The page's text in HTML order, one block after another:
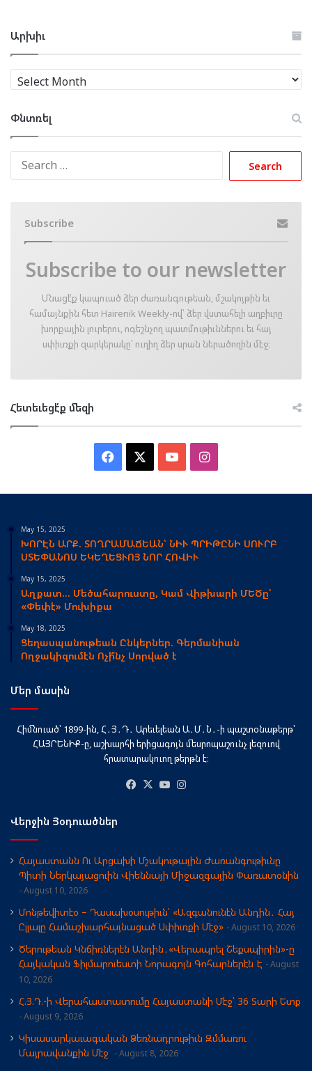
Արխիւ
Արխիւ
Փնտռել
Subscribe
Subscribe to our newsletter
Մնացէ՛ք կապուած ձեր ժառանգութեան, մշակոյթին եւ
համայնքին հետ Hairenik Weekly-ով՝ ձեր վստահելի աղբիւրը
խորքային լուրերու, ոգեշնչող պատմութիւններու եւ հայ
սփիւռքի զարկերակը՝ ուղիղ ձեր սրան ներածողին մէջ։
Հետեւեցէ՛ք մեզի
Facebook YouTubeInstagram
May 15, 2025
ԽՈՐԷՆ ԱՐՔ. ՏՈՂՐԱՄԱՃԵԱՆ՝ ՆԻՒ ՊՐԻԹԸՆԻ ՍՈՒՐԲ
ՍՏԵՓԱՆՈՍ ԵԿԵՂԵՑՒՈՅ ՆՈՐ ՀՈՎԻՒ
May 15, 2025
Աղքատ… Մեծահարուստը, Կամ Վիթխարի ՄԵԾը՝
«Փեփէ» Մուխիքա
May 18, 2025
Ցեղասպանութեան Ընկերներ. Գերմանիան
Ողջակիզումէն Ոչի՞նչ Սորված է
Մեր մասին
Հիմնուած՝ 1899-ին, Հ․Յ․Դ․ Արեւելեան Ա․Մ․Ն․-ի պաշտօնաթերթ՝
ՀԱՅՐԵՆԻՔ-ը, աշխարհի երիցագոյն մեսրոպաշունչ լեզուով
հրատարակուող թերթն է։
Facebook
X YouTube
Վերջին Յօդուածներ
Հայաստանն Ու Արցախի Մշակութային Ժառանգութիւնը
Պիտի Ներկայացուին Վիեննայի Միջազգային Փառատօնին
August 10, 2026
Մոնթեվիտէօ – Դասախօսութիւն՝ «Ազգանունէն Անդին․ Հայ
Ըլլալը Համաշխարհայնացած Սփիւռքի Մէջ»
August 10, 2026
Ծերութեան Կնճիռներէն Անդին․«Վերապրել Շեքսպիրին»-ը
Հայկական Ֆիլմարուեստի Նորագոյն Գոհարներէն Է
August
10, 2026
Հ.Յ.Դ.-ի Վերահաստատումը Հայաստանի Մէջ՝ 36 Տարի Ետք
August 9, 2026
Կիսասարկաւագական Ձեռնադրութիւն Զմմառու
Մայրավանքին Մէջ
August 8, 2026